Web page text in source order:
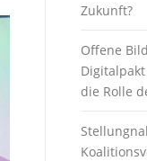
Zukunft?
Offene
Digitalpakt
die Rolle